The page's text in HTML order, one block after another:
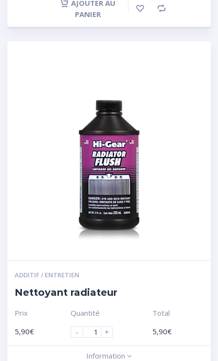
AJOUTER AU
PANIER
ADDITIF / ENTRETIEN
Nettoyant radiateur
Prix
5,90€
Quantité
-
+
Total
5,90€
Information